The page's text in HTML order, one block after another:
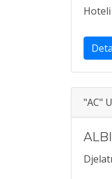
"AC"